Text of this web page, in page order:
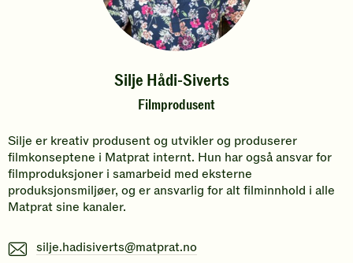
Silje Hådi-Siverts
Filmprodusent
Silje er kreativ produsent og utvikler og produserer
filmkonseptene i Matprat internt. Hun har også ansvar for
filmproduksjoner i samarbeid med eksterne
produksjonsmiljøer, og er ansvarlig for alt filminnhold i alle
Matprat sine kanaler.
E-
silje.hadisiverts@matprat.no